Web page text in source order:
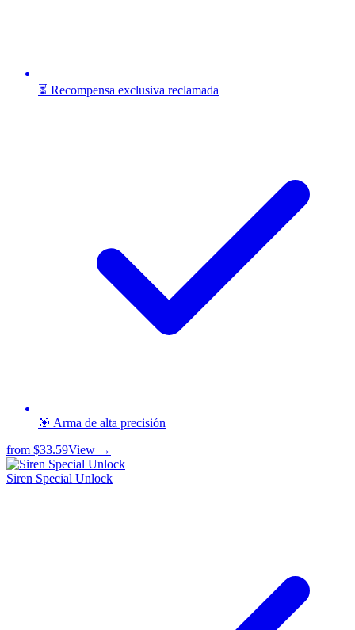
⏳ Recompensa exclusiva reclamada
🎯 Arma de alta precisión
from $33.59View →
Siren Special Unlock